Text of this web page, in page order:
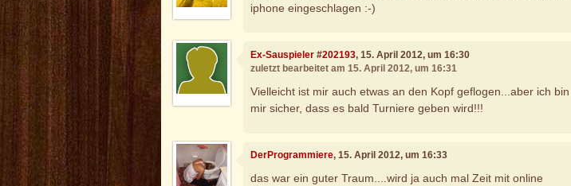
iphone eingeschlagen :-)
Ex-Sauspieler #202193, 15. April 2012, um 16:30
zuletzt bearbeitet am 15. April 2012, um 16:31
Vielleicht ist mir auch etwas an den Kopf geflogen...aber ich bin
mir sicher, dass es bald Turniere geben wird!!!
DerProgrammiere, 15. April 2012, um 16:33
das war ein guter Traum....wird ja auch mal Zeit mit online